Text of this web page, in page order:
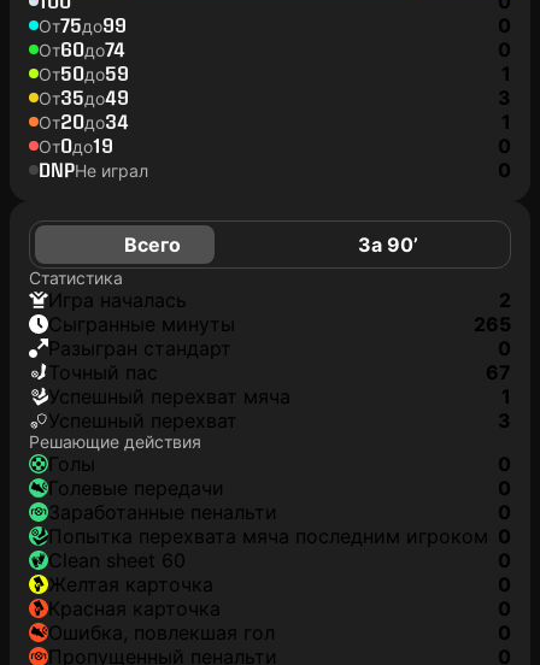
От75до99 0
От60до74 0
От50до59 1
От35до49 3
От20до34 1
От0до19 0
DNPНе играл 0
Всего За 90’
Статистика
игра началась
2
сыгранные минуты
265
разыгран стандарт
0
точный пас
67
успешный перехват мяча
1
успешный перехват
3
Решающие действия
голы
0
голевые передачи
0
заработанные пенальти
0
попытка перехвата мяча последним игроком 0
clean sheet 60
0
желтая карточка
0
красная карточка
0
ошибка, повлекшая гол
0
пропущенный пенальти
0